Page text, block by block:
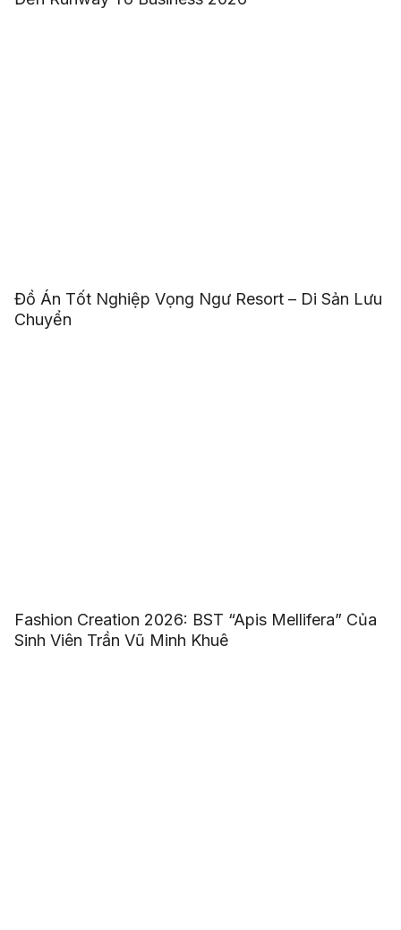
Đồ Án Tốt Nghiệp Vọng Ngư Resort – Di Sản Lưu
Chuyển
Fashion Creation 2026: BST “Apis Mellifera” Của
Sinh Viên Trần Vũ Minh Khuê